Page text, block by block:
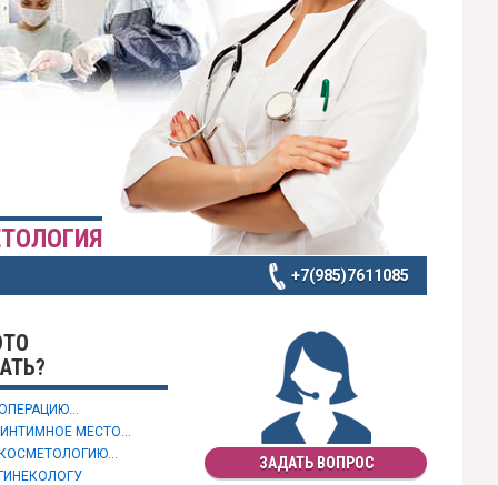
+7(985)7611085
МЕСТО...
ЗАДАТЬ ВОПРОС